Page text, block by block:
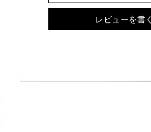
レビューを書く